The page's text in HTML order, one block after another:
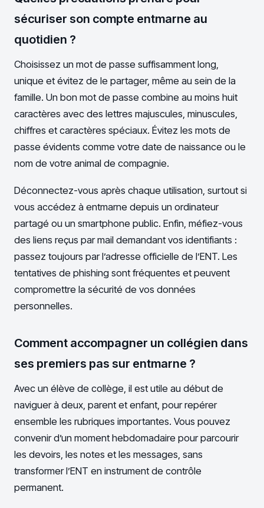
sécuriser son compte entmarne au
quotidien ?
Choisissez un mot de passe suffisamment long,
unique et évitez de le partager, même au sein de la
famille. Un bon mot de passe combine au moins huit
caractères avec des lettres majuscules, minuscules,
chiffres et caractères spéciaux. Évitez les mots de
passe évidents comme votre date de naissance ou le
nom de votre animal de compagnie.
Déconnectez-vous après chaque utilisation, surtout si
vous accédez à entmarne depuis un ordinateur
partagé ou un smartphone public. Enfin, méfiez-vous
des liens reçus par mail demandant vos identifiants :
passez toujours par l’adresse officielle de l’ENT. Les
tentatives de phishing sont fréquentes et peuvent
compromettre la sécurité de vos données
personnelles.
Comment accompagner un collégien dans
ses premiers pas sur entmarne ?
Avec un élève de collège, il est utile au début de
naviguer à deux, parent et enfant, pour repérer
ensemble les rubriques importantes. Vous pouvez
convenir d’un moment hebdomadaire pour parcourir
les devoirs, les notes et les messages, sans
transformer l’ENT en instrument de contrôle
permanent.